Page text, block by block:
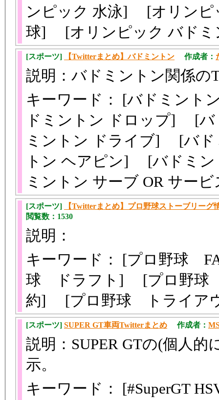
ンピック 水泳] [オリン
球] [オリンピック バド
[スポーツ] 【Twitterまとめ】バドミントン 作成者：
説明：バドミントン関係の
キーワード： [バドミン
ドミントン ドロップ] [
ミントン ドライブ] [バ
トン ヘアピン] [バドミ
ミントン サーブ OR サー
[スポーツ]
【Twitterまとめ】プロ野球ストーブリーグ
閲覧数：1530
説明：
キーワード： [プロ野
球 ドラフト] [プロ野
約] [プロ野球 トライ
[スポーツ] SUPER GT車両Twitterまとめ 作成者：
説明：SUPER GTの(個人
示。
キーワード： [#SuperGT